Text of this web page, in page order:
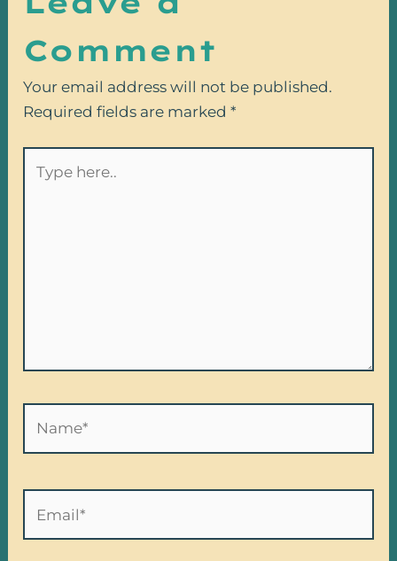
Comment
Your email address will not be published.
Required fields are marked*
here..